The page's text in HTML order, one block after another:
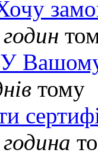
Вашому
тому